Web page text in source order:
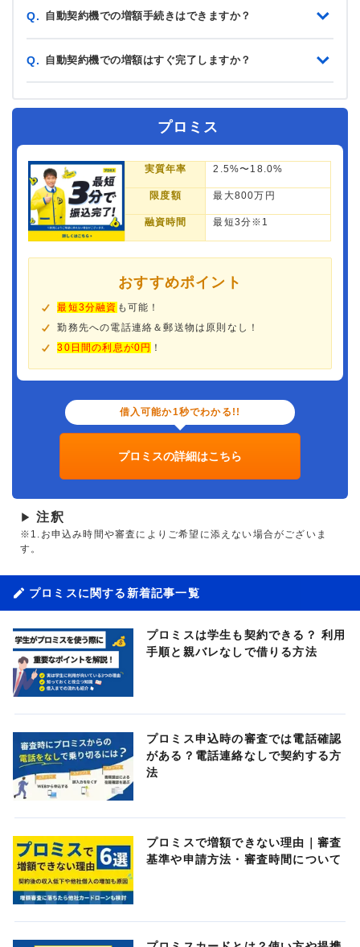
Q. 自動契約機での増額手続きはできますか？
Q. 自動契約機での増額はすぐ完了しますか？
プロミス
実質年率 2.5%〜18.0%
限度額 最大800万円
融資時間 最短3分※1
おすすめポイント
最短3分融資 も可能！
勤務先への電話連絡＆郵送物は原則なし！
30日間の利息が0円 ！
借入可能か1秒でわかる!!
プロミスの詳細はこちら
▶ 注釈
※1.お申込み時間や審査によりご希望に添えない場合がございま
す。
プロミスに関する新着記事一覧
プロミスは学生も契約できる？ 利用
手順と親バレなしで借りる方法
プロミス申込時の審査では電話確認
がある？電話連絡なしで契約する方
法
プロミスで増額できない理由｜審査
基準や申請方法・審査時間について